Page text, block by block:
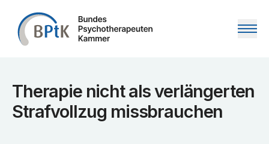
Zum Inhalt springen
Therapie nicht als verlängerten
Strafvollzug missbrauchen